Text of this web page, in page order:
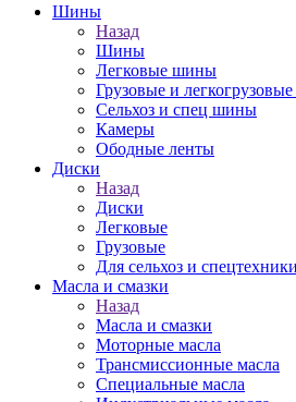
Шины
Назад
Шины
Легковые шины
Грузовые и
Сельхоз и спец шины
Камеры
Ободные ленты
Диски
Назад
Диски
Легковые
Грузовые
Для сельхоз и спецтехники
Масла и смазки
Назад
Масла и смазки
Моторные масла
Трансмиссионные масла
Специальные масла